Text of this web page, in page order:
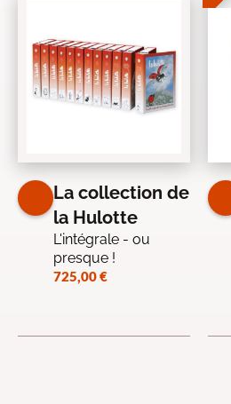
La collection de
la Hulotte
L'intégrale - ou
presque !
725,00€